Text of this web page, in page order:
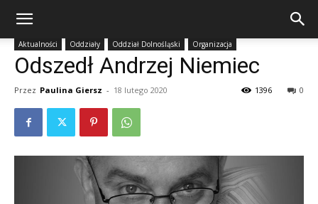
Aktualności Oddziały Oddział Dolnośląski Organizacja
Odszedł Andrzej Niemiec
Przez Paulina Giersz - 18 lutego 2020 0
1396